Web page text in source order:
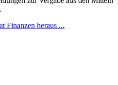
Finanzen heraus ...